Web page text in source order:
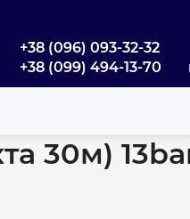
+38 (096) 093-32-32
+38 (099) 494-13-70
30м)